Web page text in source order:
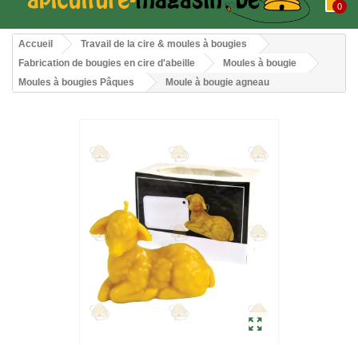
0
Accueil
Travail de la cire & moules à bougies
Fabrication de bougies en cire d'abeille
Moules à bougie
Moules à bougies Pâques
Moule à bougie agneau